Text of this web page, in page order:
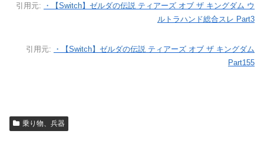
引用元:
・【Switch】ゼルダの伝説 ティアーズ オブ ザ キングダム ウ
ルトラハンド総合スレ Part3
引用元:
・【Switch】ゼルダの伝説 ティアーズ オブ ザ キングダム
Part155
乗り物、兵器